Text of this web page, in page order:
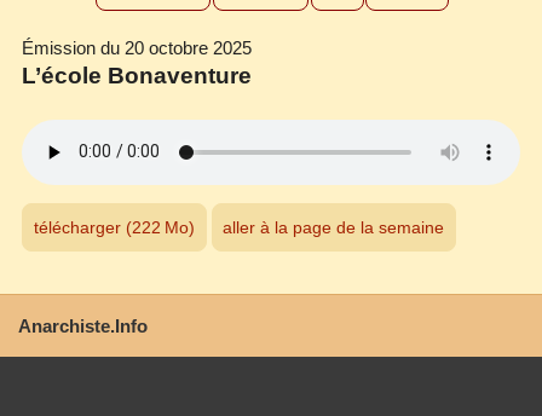
Émission du 20 octobre 2025
L’école Bonaventure
télécharger (222 Mo) aller à la page de la semaine
Anarchiste.Info